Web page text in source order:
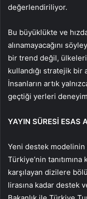
değerlendiriliyor.
Bu büyüklükte ve
alınamayacağını
bir trend değil,
kullandığı stratejik
İnsanların artık
geçtiği yerleri
YAYIN SÜRESİ ESAS
Yeni destek modelinin
Türkiye’nin
karşılayan dizilere
lirasına kadar destek